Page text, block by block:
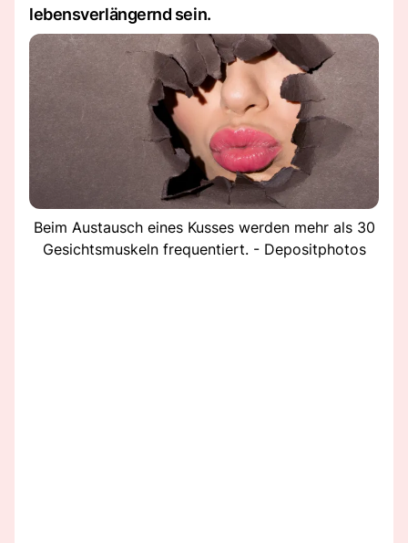
lebensverlängernd sein.
Beim Austausch eines Kusses werden mehr als 30
Gesichtsmuskeln frequentiert. - Depositphotos